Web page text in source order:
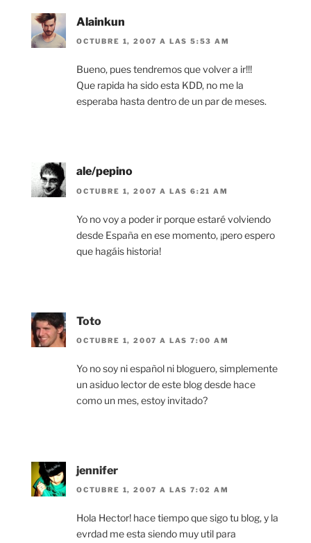
Alainkun
OCTUBRE 1, 2007 A LAS 5:53 AM
Bueno, pues tendremos que volver a ir!!!
Que rapida ha sido esta KDD, no me la
esperaba hasta dentro de un par de meses.
ale/pepino
OCTUBRE 1, 2007 A LAS 6:21 AM
Yo no voy a poder ir porque estaré volviendo
desde España en ese momento, ¡pero espero
que hagáis historia!
Toto
OCTUBRE 1, 2007 A LAS 7:00 AM
Yo no soy ni español ni bloguero, simplemente
un asiduo lector de este blog desde hace
como un mes, estoy invitado?
jennifer
OCTUBRE 1, 2007 A LAS 7:02 AM
Hola Hector! hace tiempo que sigo tu blog, y la
evrdad me esta siendo muy util para